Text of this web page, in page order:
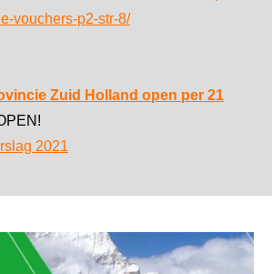
vouchers-p2-str-8/
Zuid Holland open per 21
2021